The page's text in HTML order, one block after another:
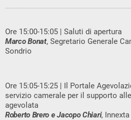
Ore 15:00-15:05 | Saluti di apertura
Marco Bonat, Segretario Generale
Sondrio
Ore 15:05-15:25 | Il Portale
servizio camerale per il supporto
agevolata
Roberto Brero e Jacopo Chiari, Innexta